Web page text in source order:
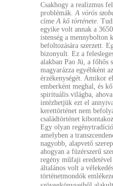
Csakhogy a realizmus
problémák. A vörös
címe A kő története .
egyike volt annak a
istenség a mennybolton
befoltozására szerzett.
bizonyult. Ez a
alakban Pao Jü, a főhős
magyarázza egyébként
érzékenységét. Amikor
emberként meghal, és
spirituális világba,
intézhetjük ezt el
kerettörténet nem
családtörténet
Egy olyan
amelyben a
nagyobb, alapvető
ahogyan a füzérszerű
regény műfaji
általános volt a
történetmondók